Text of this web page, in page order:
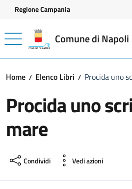
Vai ai contenuti
Vai al footer
Regione Campania
Comune di Napoli
Home Elenco Libri Procida uno
Procida uno
mare
Condividi Vedi azioni